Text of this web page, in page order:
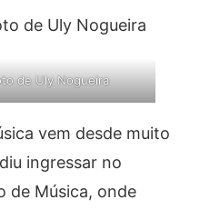
de Uly Nogueira
vem desde muito
ingressar no
de Música, onde